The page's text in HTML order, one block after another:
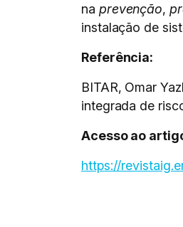
na prevenção,
instalação de
Referência:
BITAR, Omar
integrada de
Acesso ao
https://